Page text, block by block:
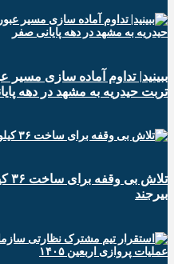
ببینید| تداوم آماده سازی مسیر
تربت حیدریه به مشهد در دهه
بیرجند